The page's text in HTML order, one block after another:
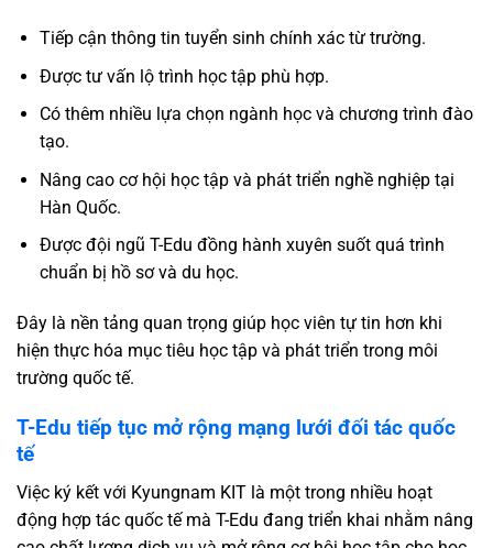
Tiếp cận thông tin tuyển sinh chính xác từ trường.
Được tư vấn lộ trình học tập phù hợp.
Có thêm nhiều lựa chọn ngành học và chương trình đào
tạo.
Nâng cao cơ hội học tập và phát triển nghề nghiệp tại
Hàn Quốc.
Được đội ngũ T-Edu đồng hành xuyên suốt quá trình
chuẩn bị hồ sơ và du học.
Đây là nền tảng quan trọng giúp học viên tự tin hơn khi
hiện thực hóa mục tiêu học tập và phát triển trong môi
trường quốc tế.
T-Edu tiếp tục mở rộng mạng lưới đối tác quốc
tế
Việc ký kết với Kyungnam KIT là một trong nhiều hoạt
động hợp tác quốc tế mà T-Edu đang triển khai nhằm nâng